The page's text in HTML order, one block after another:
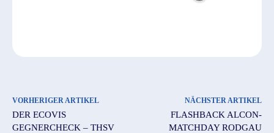
VORHERIGER ARTIKEL
DER ECOVIS
GEGNERCHECK – THSV
NÄCHSTER ARTIKEL
FLASHBACK ALCON-
MATCHDAY RODGAU